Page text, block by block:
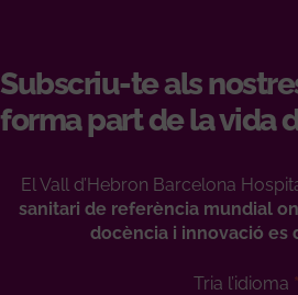
Subscriu-te als
forma part de la vida
El Vall d’Hebron Barcelona
sanitari de referència mundial
docència i innovació es
Tria l’idioma